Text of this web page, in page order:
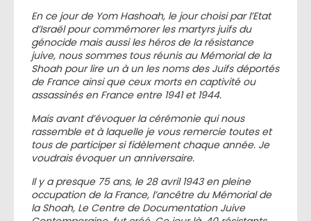
En ce jour de Yom Hashoah, le jour choisi par l’Etat
d’Israël pour commémorer les martyrs juifs du
génocide mais aussi les héros de la résistance
juive, nous sommes tous réunis au Mémorial de la
Shoah pour lire un à un les noms des Juifs déportés
de France ainsi que ceux morts en captivité ou
assassinés en France entre 1941 et 1944.
Mais avant d’évoquer la cérémonie qui nous
rassemble et à laquelle je vous remercie toutes et
tous de participer si fidèlement chaque année. Je
voudrais évoquer un anniversaire.
Il y a presque 75 ans, le 28 avril 1943 en pleine
occupation de la France, l’ancêtre du Mémorial de
la Shoah, Le Centre de Documentation Juive